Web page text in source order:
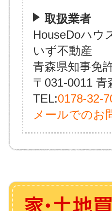
取扱業者
HouseDoハウ
いず不動産
青森県知事免
〒031-0011
TEL:0178-32-
メールでのお